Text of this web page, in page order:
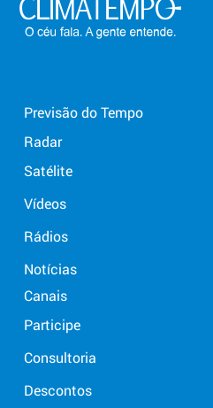
Previsão do Tempo
Radar
Satélite
Vídeos
Rádios
Notícias
Canais
Participe
Consultoria
Descontos